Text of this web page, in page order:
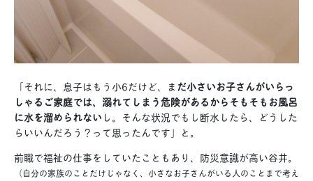
「それに、息子はもう小6だけど、ま だ小さいお子さんがいらっ
しゃるご家庭では、溺れてしまう危険があるからそもそもお風呂
に水を溜められない し。そんな状況でもし断水したら、どうした
らいいんだろう？って思ったんです」と。
前職で福祉の仕事をしていたこともあり、防災意識が高い谷井。
（自分の家族のことだけじゃなく、小さなお子さんがいる人のことまで考え